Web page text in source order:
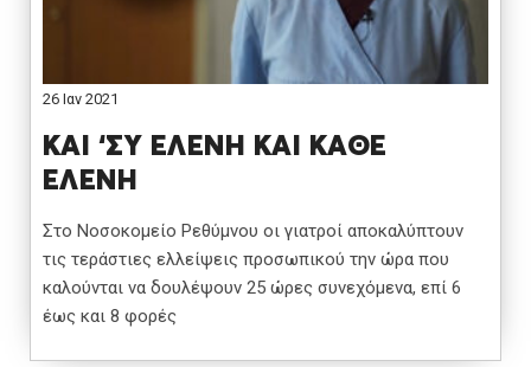
26 Ιαν 2021
ΚΑΙ ‘ΣΥ ΕΛΕΝΗ ΚΑΙ ΚΑΘΕ
ΕΛΕΝΗ
Στο Νοσοκομείο Ρεθύμνου οι γιατροί αποκαλύπτουν
τις τεράστιες ελλείψεις προσωπικού την ώρα που
καλούνται να δουλέψουν 25 ώρες συνεχόμενα, επί 6
έως και 8 φορές